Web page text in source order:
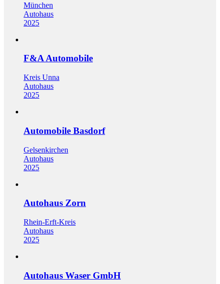
München
Autohaus
2025
F&A Automobile
Kreis Unna
Autohaus
2025
Automobile Basdorf
Gelsenkirchen
Autohaus
2025
Autohaus Zorn
Rhein-Erft-Kreis
Autohaus
2025
Autohaus Waser GmbH